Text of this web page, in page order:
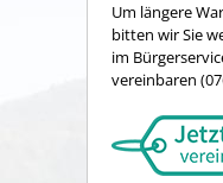
Um längere
bitten wir Sie
im
vereinbaren